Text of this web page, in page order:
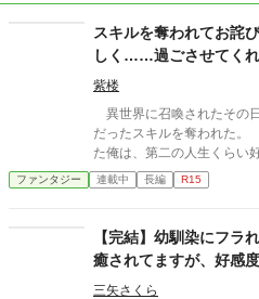
スキルを奪われてお詫
しく……過ごさせてくれ
紫楼
異世界に召喚されたその
だったスキルを奪われた。 お詫びとしてチートスキルを授かっ
た俺は、第二の人生くらい
た先は、寂れた町の場末の酒場だ。 なぜか客は男
日雇い冒険者や恐妻家の肉
へ通ってくる理由だけは、さっぱり
やめろ」 そんな穏やかな日々を送っていたはずなのに、ある
日、酒場へ厄介な依頼が舞い込んで
ファンタジー 連載中 長編 R15
【完結】幼馴染にフラ
癒されてますが、好感
立ってるとは気付かず
三矢さくら